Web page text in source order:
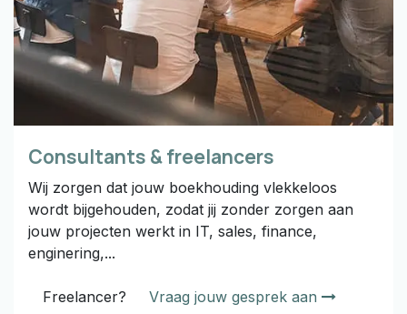
Consultants & freelancers
Wij zorgen dat jouw boekhouding vlekkeloos
wordt bijgehouden, zodat jij zonder zorgen aan
jouw projecten werkt in IT, sales, finance,
enginering,...
Freelancer? Vraag jouw gesprek aan